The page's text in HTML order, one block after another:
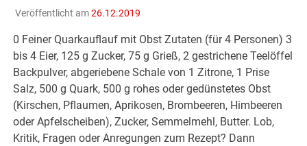
Veröffentlicht am26.12.2019
0 Feiner Quarkauflauf mit Obst Zutaten (für 4 Personen) 3
bis 4 Eier, 125 g Zucker, 75 g Grieß, 2 gestrichene Teelöffel
Backpulver, abgeriebene Schale von 1 Zitrone, 1 Prise
Salz, 500 g Quark, 500 g rohes oder gedünstetes Obst
(Kirschen, Pflaumen, Aprikosen, Brombeeren, Himbeeren
oder Apfelscheiben), Zucker, Semmelmehl, Butter. Lob,
Kritik, Fragen oder Anregungen zum Rezept? Dann